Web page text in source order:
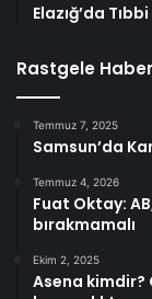
Elazığ’da
Rastgele
Temmuz 7, 2025
Samsun’da
Temmuz 4, 2026
Fuat Oktay:
bırakmamalı
Ekim 2, 2025
Asena kimdir?